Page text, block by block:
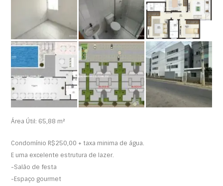
Área Útil: 65,88 m²
Condomínio R$250,00 + taxa minima de água.
E uma excelente estrutura de lazer.
-Salão de festa
-Espaço gourmet